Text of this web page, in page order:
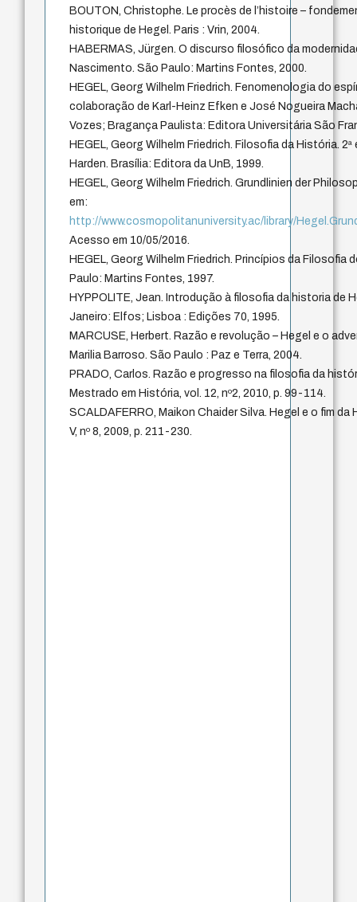
BOUTON, Christophe. Le procès de l’histoire –
historique de Hegel. Paris : Vrin, 2004.
HABERMAS, Jürgen. O discurso filosófico da
Nascimento. São Paulo: Martins Fontes, 2000.
HEGEL, Georg Wilhelm Friedrich. Fenomenologia do
colaboração de Karl-Heinz Efken e José Nogueira
Vozes; Bragança Paulista: Editora Universitária São
HEGEL, Georg Wilhelm Friedrich. Filosofia da História.
Harden. Brasília: Editora da UnB, 1999.
HEGEL, Georg Wilhelm Friedrich. Grundlinien der
em:
http://www.cosmopolitanuniversity.ac/library/
Acesso em 10/05/2016.
HEGEL, Georg Wilhelm Friedrich. Princípios da Filosofia
Paulo: Martins Fontes, 1997.
HYPPOLITE, Jean. Introdução à filosofia da historia de
Janeiro: Elfos; Lisboa : Edições 70, 1995.
MARCUSE, Herbert. Razão e revolução – Hegel e o
Marilia Barroso. São Paulo : Paz e Terra, 2004.
PRADO, Carlos. Razão e progresso na filosofia da
Mestrado em História, vol. 12, nº2, 2010, p. 99-114.
SCALDAFERRO, Maikon Chaider Silva. Hegel e o fim
V, nº 8, 2009, p. 211-230.